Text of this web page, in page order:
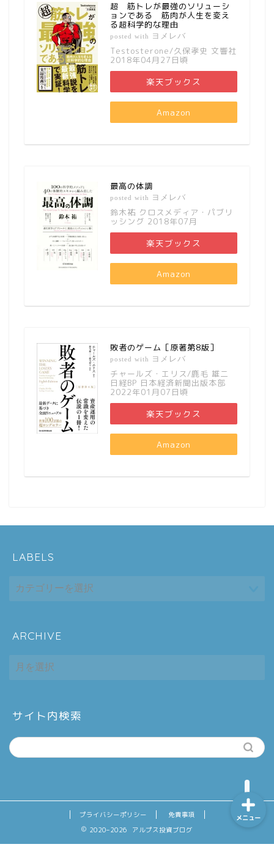
超 筋トレが最強のソリューシ
ョンである 筋肉が人生を変え
る超科学的な理由
posted with ヨメレバ
Testosterone/久保孝史 文響社
2018年04月27日頃
楽天ブックス
Amazon
最高の体調
posted with ヨメレバ
鈴木祐 クロスメディア・パブリ
ッシング 2018年07月
楽天ブックス
Amazon
敗者のゲーム［原著第8版］
posted with ヨメレバ
チャールズ・エリス/鹿毛 雄二
日経BP 日本経済新聞出版本部
2022年01月07日頃
楽天ブックス
Amazon
LABELS
ARCHIVE
ARCHIVE
サイト内検索
プライバシーポリシー
免責事項
2020–2026 アルプス投資ブログ
メニュー